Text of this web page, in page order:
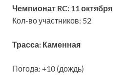
Чемпионат RC: 11 октября
Кол-во участников: 52
Трасса: Каменная
Погода: +10 (дождь)